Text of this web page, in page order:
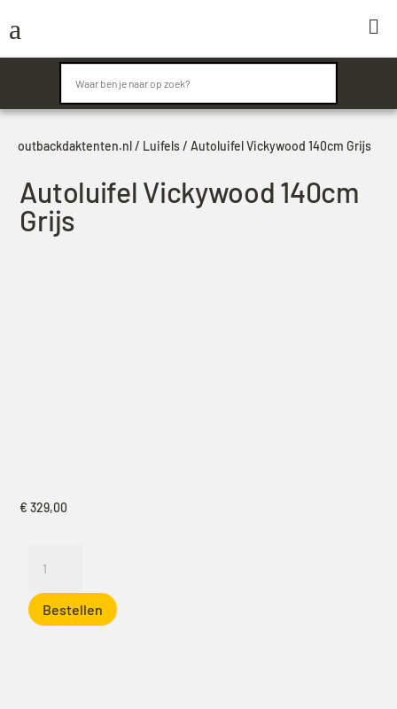
a 
outbackdaktenten.nl/ Luifels/ Autoluifel Vickywood 140cm Grijs
Autoluifel Vickywood 140cm
Grijs
€ 329,00
Vickywood
140cm
GrijsBestellen